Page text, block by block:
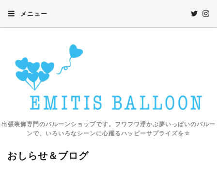
メニュー
出張装飾専門のバルーンショップです。フワフワ浮かぶ夢いっぱいのバルー
ンで、いろいろなシーンに心躍るハッピーサプライズを☆
おしらせ＆ブログ